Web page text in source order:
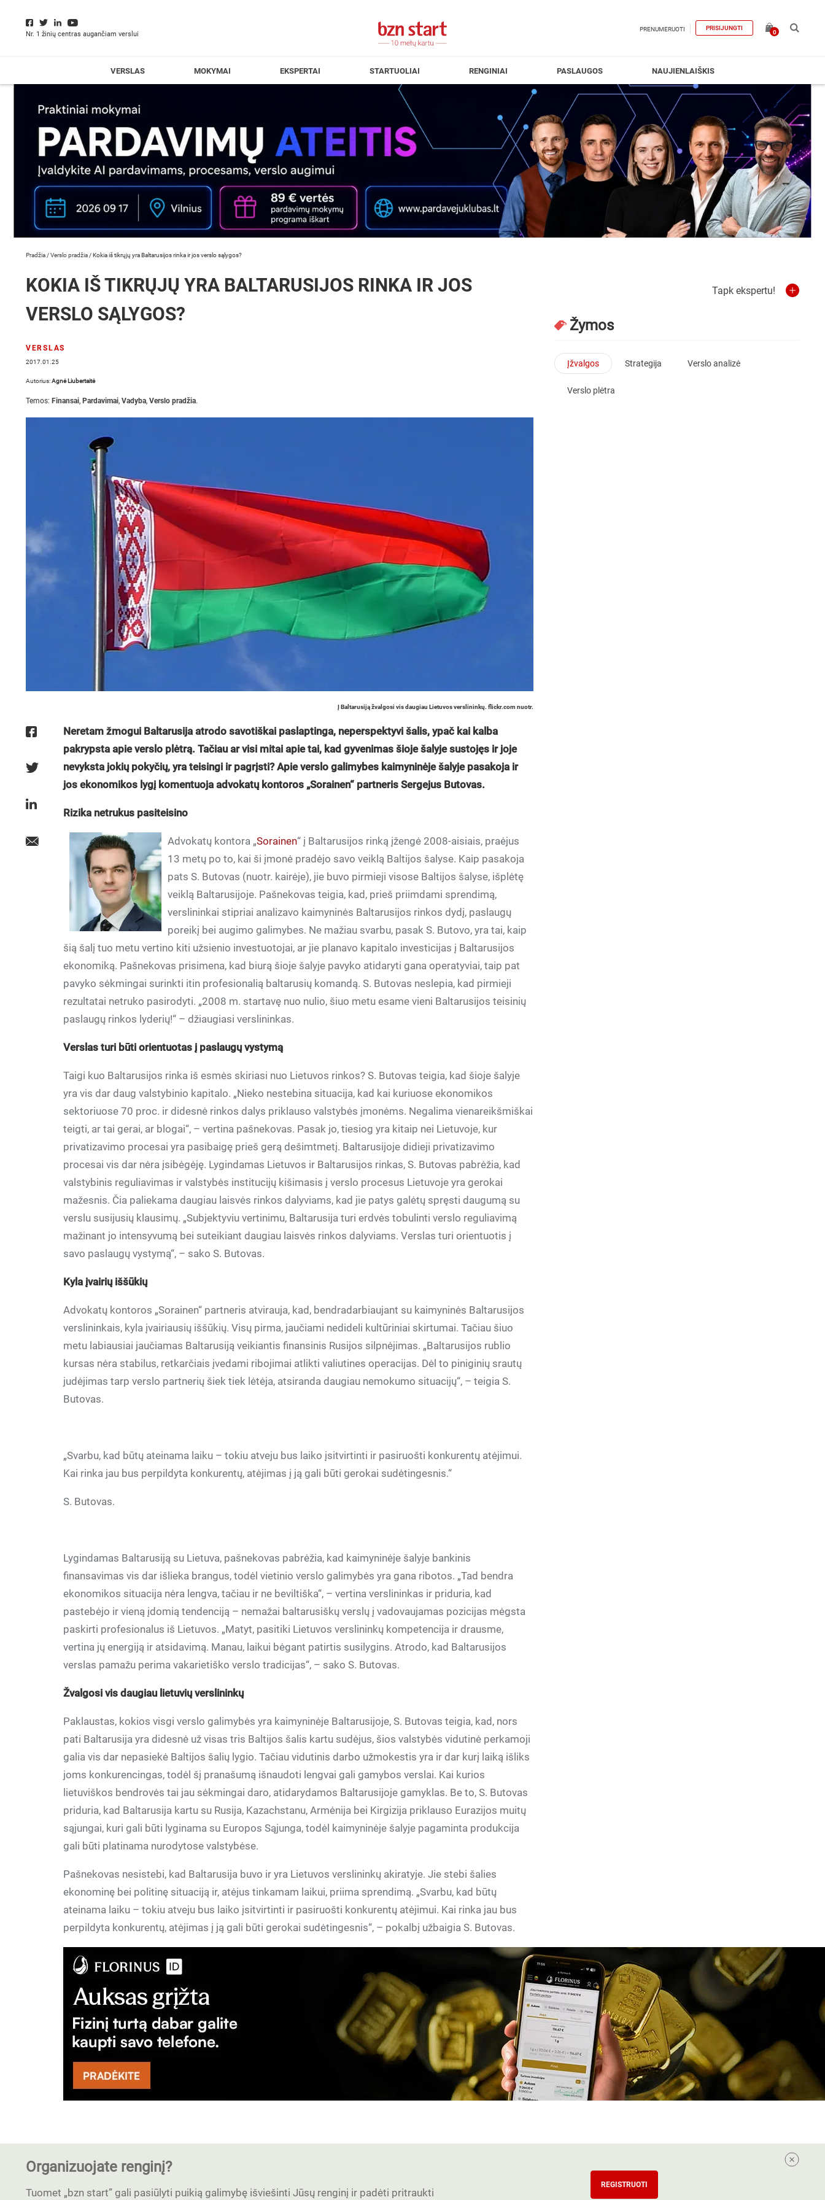
Nr. 1 žinių centras augančiam verslui
PRENUMERUOTI PRISIJUNGTI
0
VERSLAS MOKYMAI EKSPERTAI STARTUOLIAI RENGINIAI PASLAUGOS NAUJIENLAIŠKIS
Pradžia /Verslo pradžia /Kokia iš tikrųjų yra Baltarusijos rinka ir jos verslo sąlygos?
KOKIA IŠ TIKRŲJŲ YRA BALTARUSIJOS RINKA IR JOS
VERSLO SĄLYGOS?
VERSLAS
2017.01.25
Autorius:Agnė Liubertaitė
Temos: Finansai, Pardavimai, Vadyba, Verslo pradžia.
Į Baltarusiją žvalgosi vis daugiau Lietuvos verslininkų. flickr.com nuotr.
Neretam žmogui Baltarusija atrodo savotiškai paslaptinga, neperspektyvi šalis, ypač kai kalba
pakrypsta apie verslo plėtrą. Tačiau ar visi mitai apie tai, kad gyvenimas šioje šalyje sustojęs ir joje
nevyksta jokių pokyčių, yra teisingi ir pagrįsti? Apie verslo galimybes kaimyninėje šalyje pasakoja ir
jos ekonomikos lygį komentuoja advokatų kontoros „Sorainen“ partneris Sergejus Butovas.
Rizika netrukus pasiteisino
Advokatų kontora „Sorainen“ į Baltarusijos rinką įžengė 2008-aisiais, praėjus
13 metų po to, kai ši įmonė pradėjo savo veiklą Baltijos šalyse. Kaip pasakoja
pats S. Butovas (nuotr. kairėje), jie buvo pirmieji visose Baltijos šalyse, išplėtę
veiklą Baltarusijoje. Pašnekovas teigia, kad, prieš priimdami sprendimą,
verslininkai stipriai analizavo kaimyninės Baltarusijos rinkos dydį, paslaugų
poreikį bei augimo galimybes. Ne mažiau svarbu, pasak S. Butovo, yra tai, kaip
šią šalį tuo metu vertino kiti užsienio investuotojai, ar jie planavo kapitalo investicijas į Baltarusijos
ekonomiką. Pašnekovas prisimena, kad biurą šioje šalyje pavyko atidaryti gana operatyviai, taip pat
pavyko sėkmingai surinkti itin profesionalią baltarusių komandą. S. Butovas neslepia, kad pirmieji
rezultatai netruko pasirodyti. „2008 m. startavę nuo nulio, šiuo metu esame vieni Baltarusijos teisinių
paslaugų rinkos lyderių!“ – džiaugiasi verslininkas.
Verslas turi būti orientuotas į paslaugų vystymą
Taigi kuo Baltarusijos rinka iš esmės skiriasi nuo Lietuvos rinkos? S. Butovas teigia, kad šioje šalyje
yra vis dar daug valstybinio kapitalo. „Nieko nestebina situacija, kad kai kuriuose ekonomikos
sektoriuose 70 proc. ir didesnė rinkos dalys priklauso valstybės įmonėms. Negalima vienareikšmiškai
teigti, ar tai gerai, ar blogai“, – vertina pašnekovas. Pasak jo, tiesiog yra kitaip nei Lietuvoje, kur
privatizavimo procesai yra pasibaigę prieš gerą dešimtmetį. Baltarusijoje didieji privatizavimo
procesai vis dar nėra įsibėgėję. Lygindamas Lietuvos ir Baltarusijos rinkas, S. Butovas pabrėžia, kad
valstybinis reguliavimas ir valstybės institucijų kišimasis į verslo procesus Lietuvoje yra gerokai
mažesnis. Čia paliekama daugiau laisvės rinkos dalyviams, kad jie patys galėtų spręsti daugumą su
verslu susijusių klausimų. „Subjektyviu vertinimu, Baltarusija turi erdvės tobulinti verslo reguliavimą
mažinant jo intensyvumą bei suteikiant daugiau laisvės rinkos dalyviams. Verslas turi orientuotis į
savo paslaugų vystymą“, – sako S. Butovas.
Kyla įvairių iššūkių
Advokatų kontoros „Sorainen“ partneris atvirauja, kad, bendradarbiaujant su kaimyninės Baltarusijos
verslininkais, kyla įvairiausių iššūkių. Visų pirma, jaučiami nedideli kultūriniai skirtumai. Tačiau šiuo
metu labiausiai jaučiamas Baltarusiją veikiantis finansinis Rusijos silpnėjimas. „Baltarusijos rublio
kursas nėra stabilus, retkarčiais įvedami ribojimai atlikti valiutines operacijas. Dėl to piniginių srautų
judėjimas tarp verslo partnerių šiek tiek lėtėja, atsiranda daugiau nemokumo situacijų“, – teigia S.
Butovas.
„Svarbu, kad būtų ateinama laiku – tokiu atveju bus laiko įsitvirtinti ir pasiruošti konkurentų atėjimui.
Kai rinka jau bus perpildyta konkurentų, atėjimas į ją gali būti gerokai sudėtingesnis.“
S. Butovas.
Lygindamas Baltarusiją su Lietuva, pašnekovas pabrėžia, kad kaimyninėje šalyje bankinis
finansavimas vis dar išlieka brangus, todėl vietinio verslo galimybės yra gana ribotos. „Tad bendra
ekonomikos situacija nėra lengva, tačiau ir ne beviltiška“, – vertina verslininkas ir priduria, kad
pastebėjo ir vieną įdomią tendenciją – nemažai baltarusiškų verslų į vadovaujamas pozicijas mėgsta
paskirti profesionalus iš Lietuvos. „Matyt, pasitiki Lietuvos verslininkų kompetencija ir drausme,
vertina jų energiją ir atsidavimą. Manau, laikui bėgant patirtis susilygins. Atrodo, kad Baltarusijos
verslas pamažu perima vakarietiško verslo tradicijas“, – sako S. Butovas.
Žvalgosi vis daugiau lietuvių verslininkų
Paklaustas, kokios visgi verslo galimybės yra kaimyninėje Baltarusijoje, S. Butovas teigia, kad, nors
pati Baltarusija yra didesnė už visas tris Baltijos šalis kartu sudėjus, šios valstybės vidutinė perkamoji
galia vis dar nepasiekė Baltijos šalių lygio. Tačiau vidutinis darbo užmokestis yra ir dar kurį laiką išliks
joms konkurencingas, todėl šį pranašumą išnaudoti lengvai gali gamybos verslai. Kai kurios
lietuviškos bendrovės tai jau sėkmingai daro, atidarydamos Baltarusijoje gamyklas. Be to, S. Butovas
priduria, kad Baltarusija kartu su Rusija, Kazachstanu, Armėnija bei Kirgizija priklauso Eurazijos muitų
sąjungai, kuri gali būti lyginama su Europos Sąjunga, todėl kaimyninėje šalyje pagaminta produkcija
gali būti platinama nurodytose valstybėse.
Pašnekovas nesistebi, kad Baltarusija buvo ir yra Lietuvos verslininkų akiratyje. Jie stebi šalies
ekonominę bei politinę situaciją ir, atėjus tinkamam laikui, priima sprendimą. „Svarbu, kad būtų
ateinama laiku – tokiu atveju bus laiko įsitvirtinti ir pasiruošti konkurentų atėjimui. Kai rinka jau bus
perpildyta konkurentų, atėjimas į ją gali būti gerokai sudėtingesnis“, – pokalbį užbaigia S. Butovas.
Tapk ekspertu!
Žymos
Įžvalgos Strategija Verslo analizė
Verslo plėtra
Organizuojate renginį?
Tuomet „bzn start” gali pasiūlyti puikią galimybę išviešinti Jūsų renginį ir padėti pritraukti
REGISTRUOTI